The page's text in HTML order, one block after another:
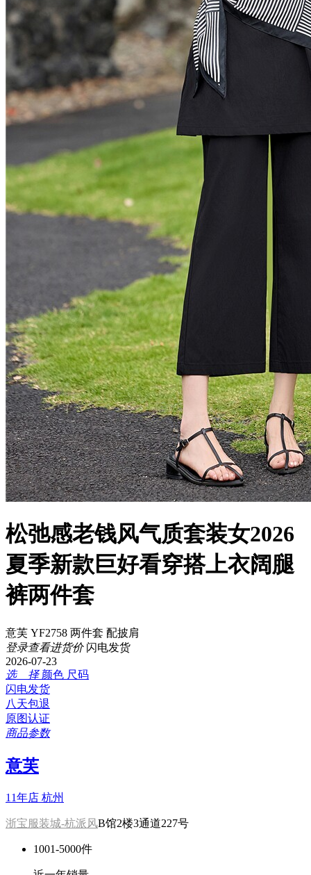
松弛感老钱风气质套装女2026
夏季新款巨好看穿搭上衣阔腿
裤两件套
意芙 YF2758 两件套 配披肩
登录查看进货价 闪电发货
2026-07-23
选 择 颜色 尺码
闪电发货
八天包退
原图认证
商品参数
意芙
11年店 杭州
浙宝服装城-杭派风B馆2楼3通道227号
1001-5000件